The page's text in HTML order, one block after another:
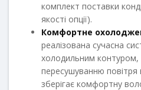
комплект поставки
якості опції).
Комфортне
реалізована сучасна
холодильним контуром,
пересушуванню повітря
зберігає комфортну